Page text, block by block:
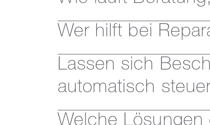
Wer hilft bei
Lassen sich
automatisch
Welche